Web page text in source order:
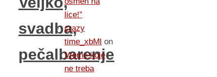
svadba,
pečalbarenje
lice!”
crazy
time_xbMl on
Vreme koje
ne treba